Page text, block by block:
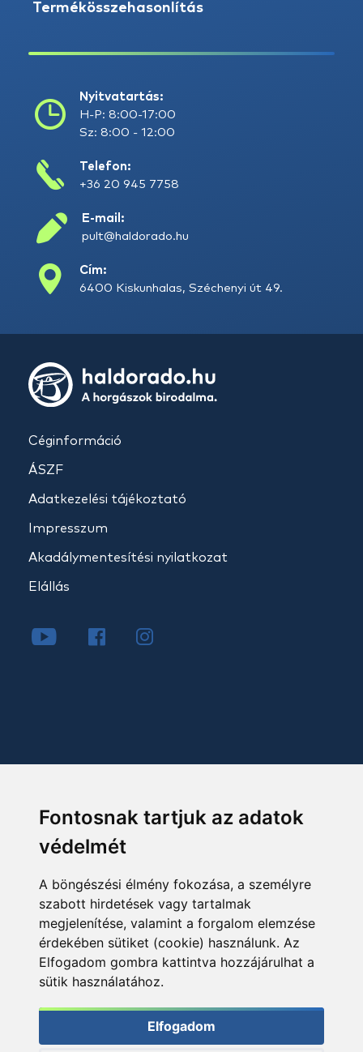
Fontosnak tartjuk az adatok
védelmét
A böngészési élmény fokozása, a személyre
szabott hirdetések vagy tartalmak
megjelenítése, valamint a forgalom elemzése
érdekében sütiket (cookie) használunk. Az
Elfogadom gombra kattintva hozzájárulhat a
sütik használatához.
Elfogadom
Termékösszehasonlítás
Nyitvatartás:
H-P: 8:00-17:00
Sz: 8:00 - 12:00
Telefon:
+36 20 945 7758
E-mail:
pult@haldorado.hu
Cím:
6400 Kiskunhalas, Széchenyi út 49.
Céginformáció
ÁSZF
Adatkezelési tájékoztató
Impresszum
Akadálymentesítési nyilatkozat
Elállás